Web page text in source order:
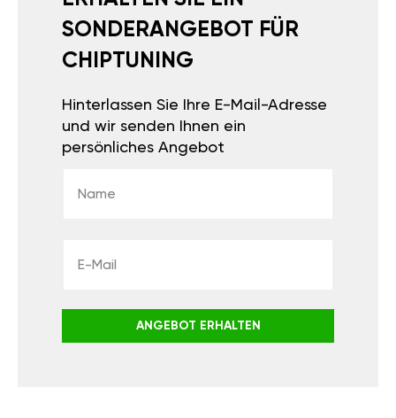
SONDERANGEBOT FÜR
CHIPTUNING
Hinterlassen Sie Ihre E-Mail-Adresse
und wir senden Ihnen ein
persönliches Angebot
ANGEBOT ERHALTEN